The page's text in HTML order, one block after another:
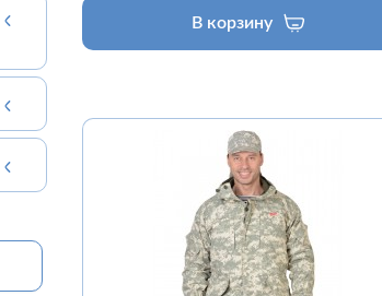
В корзину